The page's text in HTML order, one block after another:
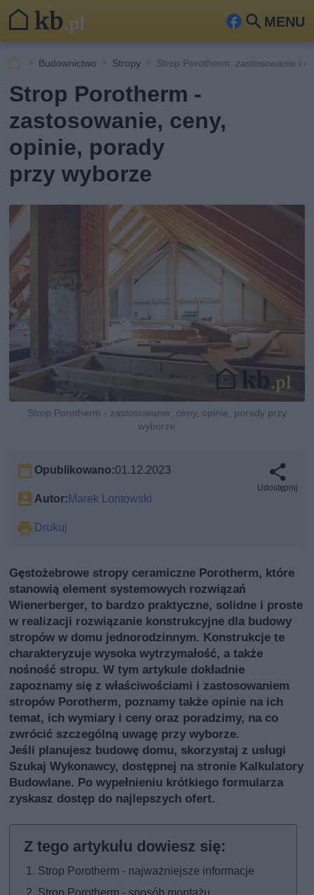
MENU
Fa
ook
Szu
Budownictwo Stropy Strop Porotherm: zastosowanie i
Strop Porotherm -
zastosowanie, ceny,
opinie, porady
przy wyborze
Strop Porotherm - zastosowanie, ceny, opinie, porady przy
wyborze
Opublikowano:01.12.2023
Autor:Marek Lontowski
Drukuj
Udostępnij
Gęstożebrowe stropy ceramiczne Porotherm, które
stanowią element systemowych rozwiązań
Wienerberger, to bardzo praktyczne, solidne i proste
w realizacji rozwiązanie konstrukcyjne dla budowy
stropów w domu jednorodzinnym. Konstrukcje te
charakteryzuje wysoka wytrzymałość, a także
nośność stropu. W tym artykule dokładnie
zapoznamy się z właściwościami i zastosowaniem
stropów Porotherm, poznamy także opinie na ich
temat, ich wymiary i ceny oraz poradzimy, na co
zwrócić szczególną uwagę przy wyborze.
Jeśli planujesz budowę domu, skorzystaj z usługi
Szukaj Wykonawcy, dostępnej na stronie Kalkulatory
Budowlane. Po wypełnieniu krótkiego formularza
zyskasz dostęp do najlepszych ofert.
Strop Porotherm - najważniejsze informacje